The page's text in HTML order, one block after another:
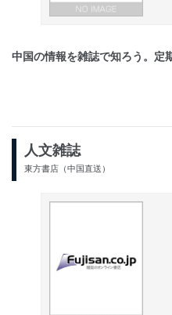
中国の情報を雑誌で知ろう。定
人文雑誌
東方書店（中国直送）